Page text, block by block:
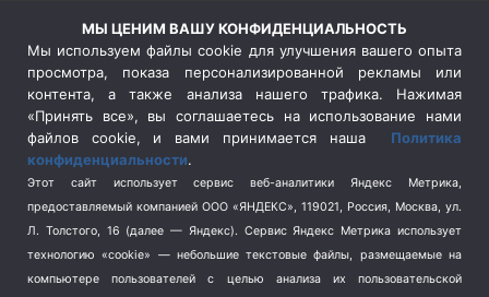
(510)
Сельское хозяйство (3)
Социальная политика
(3)
Спецоперация в Украине
Спецоперация на Украине
(404)
Спорт (740)
Терроризм (1)
Транспорт (262)
Туризм (178)
МЫ ЦЕНИМ ВАШУ КОНФИДЕНЦИАЛЬНОСТЬ
Мы используем файлы cookie для улучшения вашего опыта
просмотра, показа персонализированной рекламы или
контента, а также анализа нашего трафика. Нажимая
«Принять все», вы соглашаетесь на использование нами
файлов cookie, и вами принимается наша Политика
конфиденциальности.
Этот сайт использует сервис веб-аналитики Яндекс Метрика,
предоставляемый компанией ООО «ЯНДЕКС», 119021, Россия, Москва, ул.
Л. Толстого, 16 (далее — Яндекс). Сервис Яндекс Метрика использует
технологию «cookie» — небольшие текстовые файлы, размещаемые на
компьютере пользователей с целью анализа их пользовательской